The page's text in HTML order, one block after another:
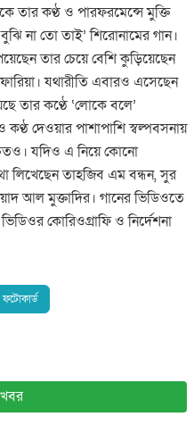
তার কণ্ঠ ও পারফরমেন্সে মুক্তি
না তো তাই’ শিরোনামের গান।
তার চেয়ে বেশি কুড়িয়েছেন
যথারীতি এবারও এসেছেন
তার কণ্ঠে ‘লোকে বলে’
দেওয়ার পাশাপাশি স্বল্পবসনায়
যদিও এ নিয়ে কোনো
লিখেছেন তাহজিব এম বন্ধন, সুর
আল মুক্তাদির। গানের ভিডিওতে
কোরিওগ্রাফি ও নির্দেশনা
ফটোকার্ড